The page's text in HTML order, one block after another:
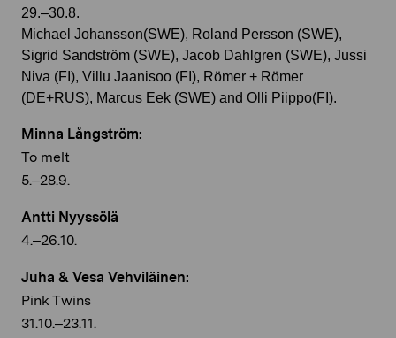
29.–30.8.
Michael Johansson(SWE), Roland Persson (SWE),
Sigrid Sandström (SWE), Jacob Dahlgren (SWE), Jussi
Niva (FI), Villu Jaanisoo (FI), Römer + Römer
(DE+RUS), Marcus Eek (SWE) and Olli Piippo(FI).
Minna Långström:
To melt
5.–28.9.
Antti Nyyssölä
4.–26.10.
Juha & Vesa Vehviläinen:
Pink Twins
31.10.–23.11.